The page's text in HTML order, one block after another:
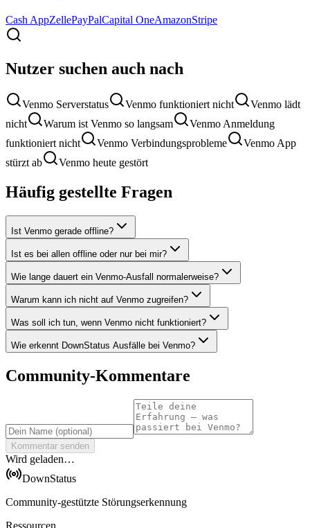
Cash AppZellePayPalCapital OneAmazonStripe
Nutzer suchen auch nach
Venmo Serverstatus Venmo funktioniert nicht
Venmo lädt
nicht
Warum ist Venmo so langsam
Venmo Anmeldung
funktioniert nicht
Venmo Verbindungsprobleme
Venmo App
stürzt ab
Venmo heute gestört
Häufig gestellte Fragen
Ist Venmo gerade offline?
Ist es bei allen offline oder nur bei mir?
Wie lange dauert ein Venmo-Ausfall normalerweise?
Warum kann ich nicht auf Venmo zugreifen?
Was soll ich tun, wenn Venmo nicht funktioniert?
Wie erkennt DownStatus Ausfälle bei Venmo?
Community-Kommentare
Kommentar senden
Wird geladen…
DownStatus
Community-gestützte Störungserkennung
Ressourcen